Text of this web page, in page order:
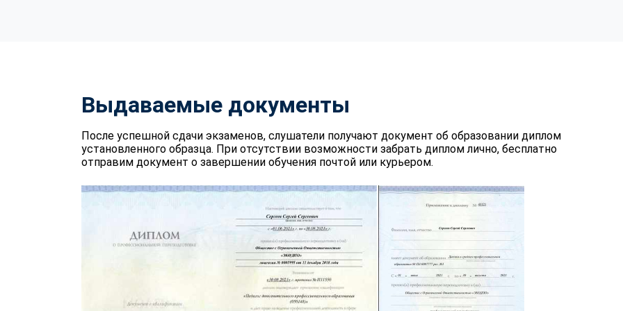
Выдаваемые документы
После успешной сдачи экзаменов, слушатели получают документ об образовании диплом
установленного образца. При отсутствии возможности забрать диплом лично, бесплатно
отправим документ о завершении обучения почтой или курьером.